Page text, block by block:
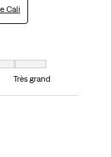
Cali
égal à Très grand
Très grand